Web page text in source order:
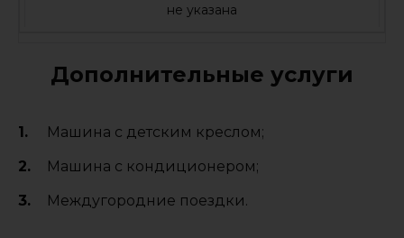
не указана
Дополнительные услуги
Машина с детским креслом;
Машина с кондиционером;
Междугородние поездки.